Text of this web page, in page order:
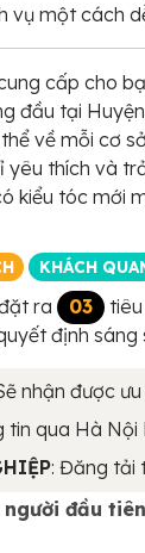
vụ một cách
cấp cho
đầu tại
về mỗi cơ
yêu thích và
kiểu tóc mới
KHÁCH
ra 03 tiêu
định sáng
nhận được
tin qua Hà Nội
: Đăng tải
người đầu